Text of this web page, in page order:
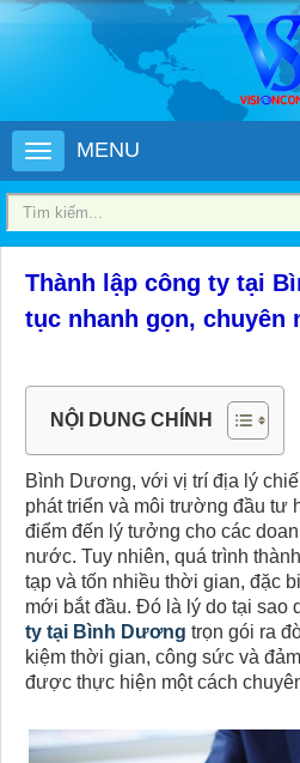
MENU
Thành lập công ty tại
tục nhanh gọn, chuyên
NỘI DUNG CHÍNH
Bình Dương, với vị trí địa lý
phát triển và môi trường đầu tư
điểm đến lý tưởng cho các
nước. Tuy nhiên, quá trình
tạp và tốn nhiều thời gian, đặc
mới bắt đầu. Đó là lý do tại sao
ty tại Bình Dương trọn gói ra
kiệm thời gian, công sức và
được thực hiện một cách